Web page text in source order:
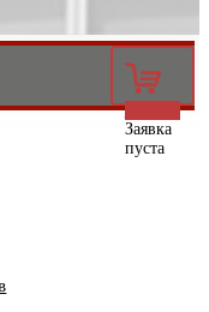
0
Заявка
пуста